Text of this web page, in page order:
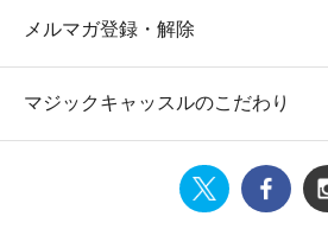
メルマガ登録・解除
マジックキャッスルのこだわり